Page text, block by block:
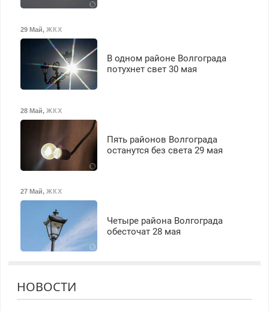
29 Май, ЖКХ
В одном районе Волгограда
потухнет свет 30 мая
28 Май, ЖКХ
Пять районов Волгограда
останутся без света 29 мая
27 Май, ЖКХ
Четыре района Волгограда
обесточат 28 мая
НОВОСТИ